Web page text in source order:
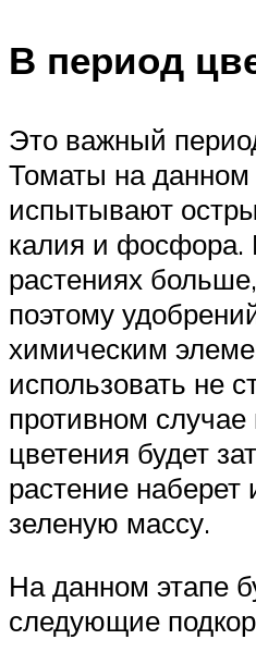
В период
Это важный
Томаты на данном
испытывают
калия и фосфора.
растениях
поэтому
химическим
использовать не
противном случае
цветения будет
растение
зеленую массу.
На данном этапе
следующие